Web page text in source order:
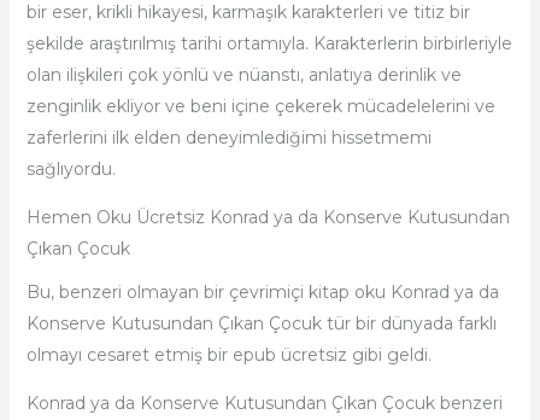
bir eser, krikli hikayesi, karmaşık karakterleri ve titiz bir
şekilde araştırılmış tarihi ortamıyla. Karakterlerin birbirleriyle
olan ilişkileri çok yönlü ve nüanstı, anlatıya derinlik ve
zenginlik ekliyor ve beni içine çekerek mücadelelerini ve
zaferlerini ilk elden deneyimlediğimi hissetmemi
sağlıyordu.
Hemen Oku Ücretsiz Konrad ya da Konserve Kutusundan
Çıkan Çocuk
Bu, benzeri olmayan bir çevrimiçi kitap oku Konrad ya da
Konserve Kutusundan Çıkan Çocuk tür bir dünyada farklı
olmayı cesaret etmiş bir epub ücretsiz gibi geldi.
Konrad ya da Konserve Kutusundan Çıkan Çocuk benzeri